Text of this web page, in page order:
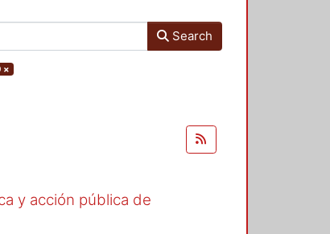
Search
×
y acción pública de